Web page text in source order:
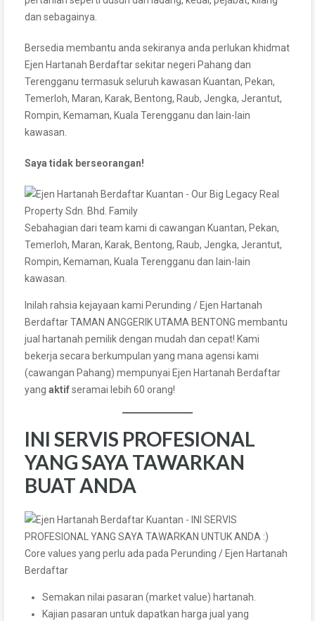
dan sebagainya.
Bersedia membantu anda sekiranya anda perlukan khidmat
Ejen Hartanah Berdaftar sekitar negeri Pahang dan
Terengganu termasuk seluruh kawasan Kuantan, Pekan,
Temerloh, Maran, Karak, Bentong, Raub, Jengka, Jerantut,
Rompin, Kemaman, Kuala Terengganu dan lain-lain
kawasan.
Saya tidak berseorangan!
Sebahagian dari team kami di cawangan Kuantan, Pekan,
Temerloh, Maran, Karak, Bentong, Raub, Jengka, Jerantut,
Rompin, Kemaman, Kuala Terengganu dan lain-lain
kawasan.
Inilah rahsia kejayaan kami Perunding / Ejen Hartanah
Berdaftar TAMAN ANGGERIK UTAMA BENTONG membantu
jual hartanah pemilik dengan mudah dan cepat! Kami
bekerja secara berkumpulan yang mana agensi kami
(cawangan Pahang) mempunyai Ejen Hartanah Berdaftar
yang aktifseramai lebih 60 orang!
INI SERVIS PROFESIONAL
YANG SAYA TAWARKAN
BUAT ANDA
Core values yang perlu ada pada Perunding / Ejen Hartanah
Berdaftar
Semakan nilai pasaran (market value) hartanah.
Kajian pasaran untuk dapatkan harga jual yang